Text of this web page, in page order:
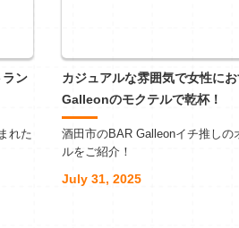
ラン
れた
カジュアルな雰囲気で女性に
Galleonのモクテルで乾杯！
酒田市のBAR Galleonイチ推しの
ルをご紹介！
July 31, 2025